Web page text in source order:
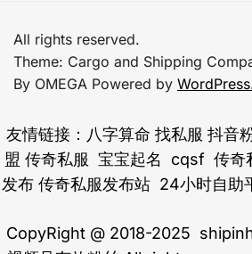
All rights reserved.
Theme: Cargo and Shipping
By OMEGA Powered by
友情链接： 八字算命 找私服 抖音
盟 传奇私服 宝宝起名 cqsf 传奇
发布 传奇私服发布站 24小时自助
CopyRight @ 2018-2025